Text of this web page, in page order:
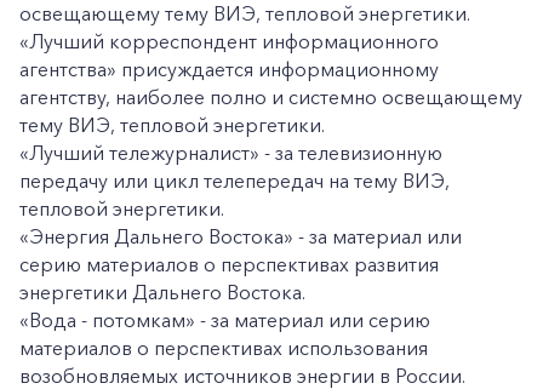
освещающему тему ВИЭ, тепловой энергетики.
«Лучший корреспондент информационного
агентства» присуждается информационному
агентству, наиболее полно и системно освещающему
тему ВИЭ, тепловой энергетики.
«Лучший тележурналист» - за телевизионную
передачу или цикл телепередач на тему ВИЭ,
тепловой энергетики.
«Энергия Дальнего Востока» - за материал или
серию материалов о перспективах развития
энергетики Дальнего Востока.
«Вода - потомкам» - за материал или серию
материалов о перспективах использования
возобновляемых источников энергии в России.